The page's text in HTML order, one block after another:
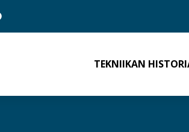
TEKNIIKAN